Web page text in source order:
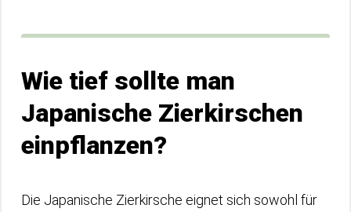
Wie tief sollte man
Japanische Zierkirschen
einpflanzen?
Die Japanische Zierkirsche eignet sich sowohl für